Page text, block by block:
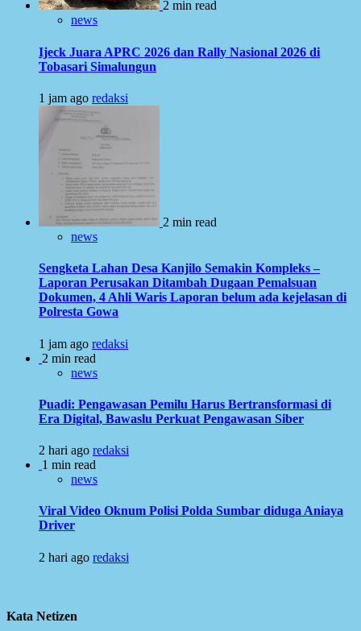
2 min read
news
Ijeck Juara APRC 2026 dan Rally Nasional 2026 di
Tobasari Simalungun
1 jam ago redaksi
2 min read
news
Sengketa Lahan Desa Kanjilo Semakin Kompleks –
Laporan Perusakan Ditambah Dugaan Pemalsuan
Dokumen, 4 Ahli Waris Laporan belum ada kejelasan di
Polresta Gowa
1 jam ago redaksi
2 min read
news
Puadi: Pengawasan Pemilu Harus Bertransformasi di
Era Digital, Bawaslu Perkuat Pengawasan Siber
2 hari ago redaksi
1 min read
news
Viral Video Oknum Polisi Polda Sumbar diduga Aniaya
Driver
2 hari ago redaksi
Kata Netizen